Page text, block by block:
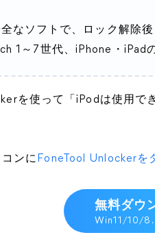
なソフトで、ロック解除
1～7世代、iPhone・iPad
を使って「iPodは使用で
ンに FoneTool Unlockerを
無料ダウ
Win11/10/